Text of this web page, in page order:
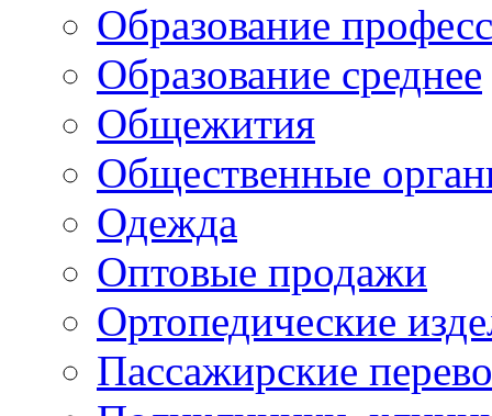
Образование
Образование среднее
Общежития
Общественные
Одежда
Оптовые продажи
Ортопедические
Пассажирские